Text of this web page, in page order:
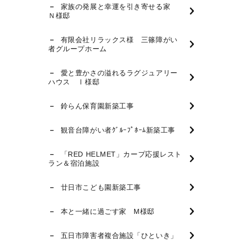
家族の発展と幸運を引き寄せる家
Ｎ様邸
有限会社リラックス様 三篠障がい
者グループホーム
愛と豊かさの溢れるラグジュアリー
ハウス Ⅰ様邸
鈴らん保育園新築工事
観音台障がい者ｸﾞﾙｰﾌﾟﾎｰﾑ新築工事
「RED HELMET」カープ応援レスト
ラン＆宿泊施設
廿日市こども園新築工事
本と一緒に過ごす家 M様邸
五日市障害者複合施設「ひといき」